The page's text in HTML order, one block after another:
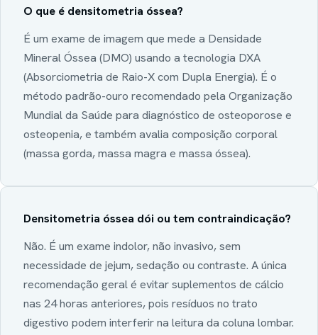
O que é densitometria óssea?
É um exame de imagem que mede a Densidade
Mineral Óssea (DMO) usando a tecnologia DXA
(Absorciometria de Raio-X com Dupla Energia). É o
método padrão-ouro recomendado pela Organização
Mundial da Saúde para diagnóstico de osteoporose e
osteopenia, e também avalia composição corporal
(massa gorda, massa magra e massa óssea).
Densitometria óssea dói ou tem contraindicação?
Não. É um exame indolor, não invasivo, sem
necessidade de jejum, sedação ou contraste. A única
recomendação geral é evitar suplementos de cálcio
nas 24 horas anteriores, pois resíduos no trato
digestivo podem interferir na leitura da coluna lombar.